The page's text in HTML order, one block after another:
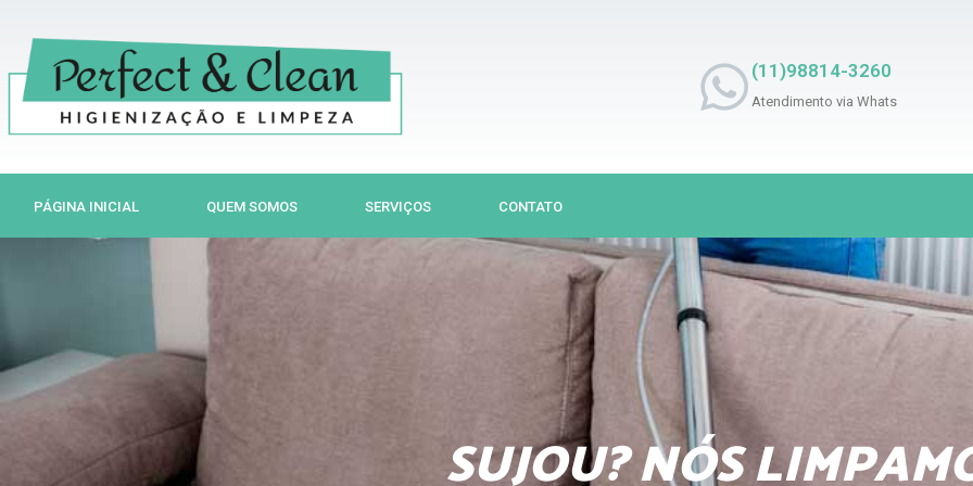
para
conteúdo
(11)98814-3260
Atendimento via Whats
PÁGINA INICIAL QUEM SOMOS SERVIÇOS CONTATO
SUJOU? NÓS
Previous
Next